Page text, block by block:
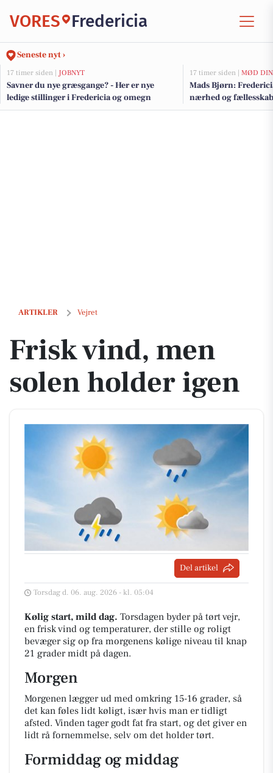
VORES Fredericia
Seneste nyt ›
17 timer siden | JOBNYT
Savner du nye græsgange? - Her er nye
ledige stillinger i Fredericia og omegn
17 timer siden | MØD
Mads Bjørn:
nærhed og fællesskab
ARTIKLER Vejret
Frisk vind, men solen holder igen
Frisk vind, men
solen holder igen
Del artikel
Torsdag d. 06. aug. 2026 - kl. 05:04
Kølig start, mild dag. Torsdagen byder på tørt vejr,
en frisk vind og temperaturer, der stille og roligt
bevæger sig op fra morgenens kølige niveau til knap
21 grader midt på dagen.
Morgen
Morgenen lægger ud med omkring 15-16 grader, så
det kan føles lidt køligt, især hvis man er tidligt
afsted. Vinden tager godt fat fra start, og det giver en
lidt rå fornemmelse, selv om det holder tørt.
Formiddag og middag